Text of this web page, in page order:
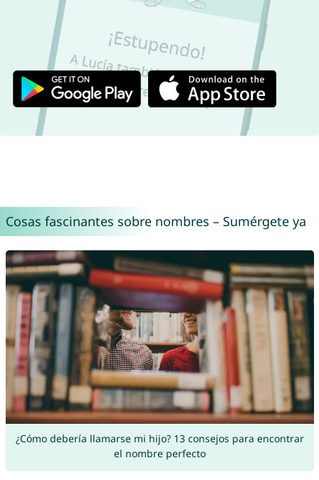
Cosas fascinantes sobre nombres – Sumérgete ya
¿Cómo debería llamarse mi hijo? 13 consejos para encontrar
el nombre perfecto